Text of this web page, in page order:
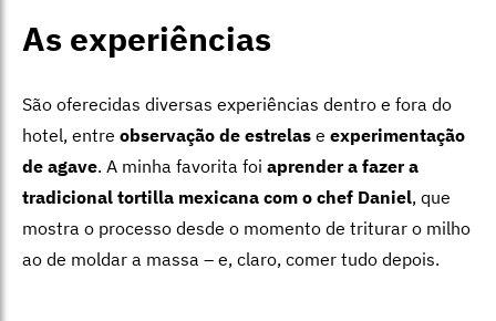
As experiências
São oferecidas diversas experiências dentro e fora do
hotel, entre observação de estrelas e experimentação
de agave. A minha favorita foi aprender a fazer a
tradicional tortilla mexicana com o chef Daniel, que
mostra o processo desde o momento de triturar o milho
ao de moldar a massa – e, claro, comer tudo depois.